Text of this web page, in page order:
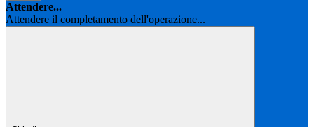
Attendere...
Attendere il completamento dell'operazione...